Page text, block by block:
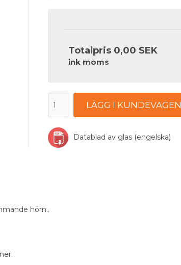
Totalpris 0,00 SEK
ink moms
LÄGG I KUNDEVAGEN
Datablad av glas (engelska)
hörn..